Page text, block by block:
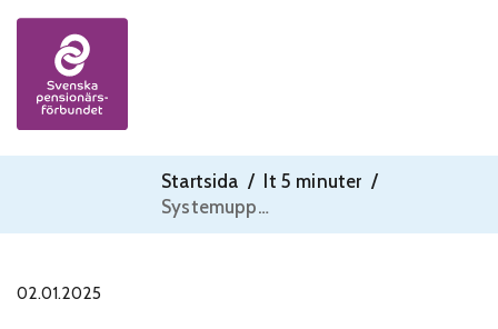
Skip to content
Startsida / It 5 minuter /
Systemuppdatering till smarttelefon och pekplatta (It-säkerhet)
02.01.2025